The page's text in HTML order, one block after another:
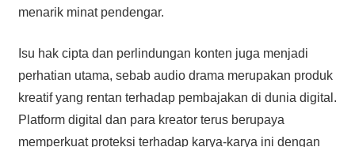
menarik minat pendengar.
Isu hak cipta dan perlindungan konten juga menjadi
perhatian utama, sebab audio drama merupakan produk
kreatif yang rentan terhadap pembajakan di dunia digital.
Platform digital dan para kreator terus berupaya
memperkuat proteksi terhadap karya-karya ini dengan